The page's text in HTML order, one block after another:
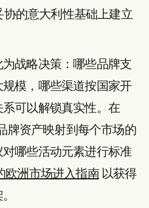
的意大利性基础上建立
战略决策：哪些品牌支
模，哪些渠道按国家开
可以解锁真实性。在
牌资产映射到每个市场的
哪些活动元素进行标准
欧洲市场进入指南以获得